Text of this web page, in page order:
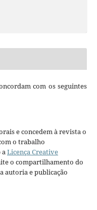
com os seguintes
e concedem à revista o
o trabalho
aLicença Creative
o compartilhamento do
autoria e publicação